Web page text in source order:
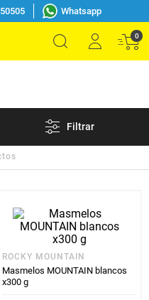
Whatsapp
0
Filtrar
ROCKY MOUNTAIN
Masmelos MOUNTAIN blancos
x300 g